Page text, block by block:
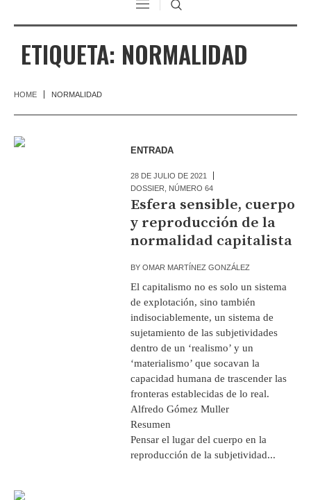
ETIQUETA: NORMALIDAD
HOME NORMALIDAD
ENTRADA
28 DE JULIO DE 2021
DOSSIER
NÚMERO 64
Esfera sensible, cuerpo
y reproducción de la
normalidad capitalista
BYOMAR MARTÍNEZ GONZÁLEZ
El capitalismo no es solo un sistema
de explotación, sino también
indisociablemente, un sistema de
sujetamiento de las subjetividades
dentro de un ‘realismo’ y un
‘materialismo’ que socavan la
capacidad humana de trascender las
fronteras establecidas de lo real.
Alfredo Gómez Muller
Pensar el lugar del cuerpo en la
reproducción de la subjetividad...